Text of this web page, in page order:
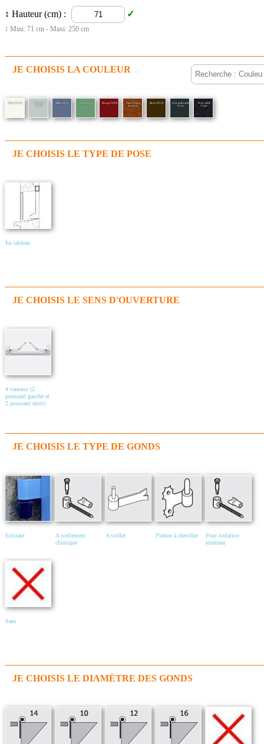
↕ Hauteur (cm) :
↕ Mini: 71 cm - Maxi: 250 cm
JE CHOISIS LA COULEUR
Blanc 9010
Gris clair
Bleu 5014 Vert 6021 Rouge 3004
Plaxé chêne
doré CD
Brun 8014
Gris anthracite
7016
Noir sablé
2100
JE CHOISIS LE TYPE DE POSE
En tableau
JE CHOISIS LE SENS D'OUVERTURE
4 vantaux (2
poussant gauche et
2 poussant droit)
JE CHOISIS LE TYPE DE GONDS
Existant
A scellement
chimique
A sceller Platine à cheviller
Pour isolation
extérieur
Sans
JE CHOISIS LE DIAMÈTRE DES GONDS